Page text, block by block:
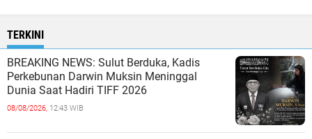
TERKINI
BREAKING NEWS: Sulut Berduka, Kadis
Perkebunan Darwin Muksin Meninggal
Dunia Saat Hadiri TIFF 2026
08/08/2026, 12:43 WIB